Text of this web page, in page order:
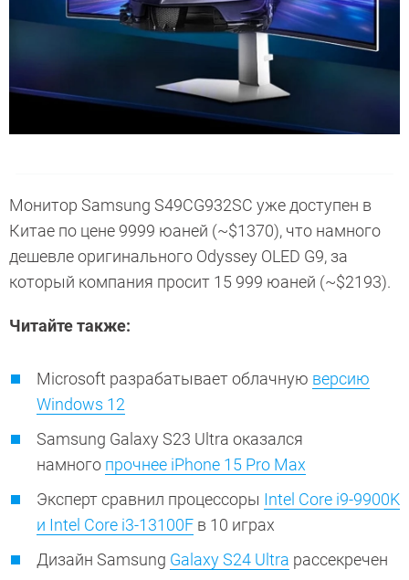
Монитор Samsung S49CG932SC уже доступен в
Китае по цене 9999 юаней (~$1370), что намного
дешевле оригинального Odyssey OLED G9, за
который компания просит 15 999 юаней (~$2193).
Читайте также:
Microsoft разрабатывает облачную версию
Windows 12
Samsung Galaxy S23 Ultra оказался
намного прочнее iPhone 15 Pro Max
Эксперт сравнил процессоры Intel Core i9-9900K
и Intel Core i3-13100F в 10 играх
Дизайн Samsung Galaxy S24 Ultra рассекречен